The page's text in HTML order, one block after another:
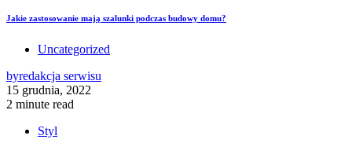
Jakie zastosowanie mają szalunki podczas budowy domu?
Uncategorized
byredakcja serwisu
15 grudnia, 2022
2 minute read
Styl